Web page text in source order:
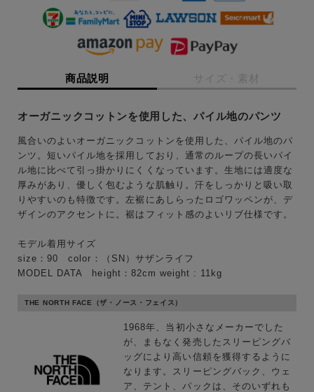
キーワード
LADIES KIDS
商品説明 サイズ・素材
オーガニックコットンを使用した、パイル地のパンツ
風合いのよいオーガニックコットンを使用した、パイル地のパ
ンツ。短いパイル地を採用しており、通常のループの長いパイ
ル地に比べて引っ掛かりにくくなっています。生地には適度な
厚みがあり、優しく包むような肌触り。汗をしっかりと吸い取
りやすいのも特徴です。左裾にあしらったロゴワッペンが、デ
ザインのアクセントに。裾はフィット感のよいリブ仕様です。
モデル着用サイズ
size：90 color：（SN）サザンライフ
MODEL DATA height：82cm weight : 11kg
THE NORTH FACE（ザ・ノース・フェイス）
1968年、当初小さなメーカーでした
が、まもなく発売したスリーピングバ
ッグにより高い信頼を獲得するように
なります。スリーピングバック、ウェ
ア、テント、パックは、そのいずれも